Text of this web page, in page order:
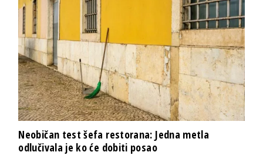
Neobičan test šefa restorana: Jedna metla
odlučivala je ko će dobiti posao